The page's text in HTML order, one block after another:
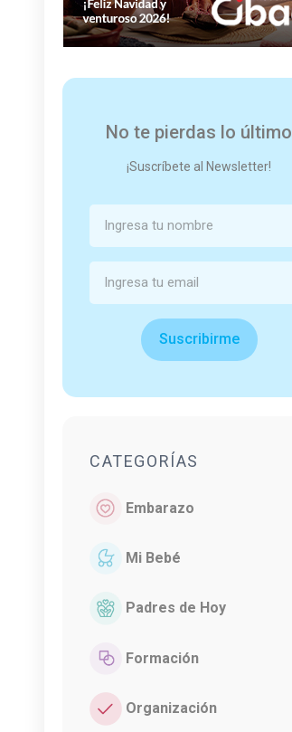
No te pierdas lo último
¡Suscríbete al Newsletter!
Suscribirme
CATEGORÍAS
Embarazo
Mi Bebé
Padres de Hoy
Formación
Organización